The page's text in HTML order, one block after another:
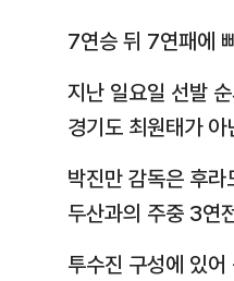
7연승 뒤 7연패에
지난 일요일 선발
경기도 최원태가
박진만 감독은 후
두산과의 주중 3연
투수진 구성에 있